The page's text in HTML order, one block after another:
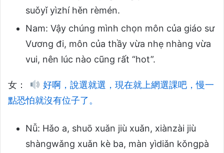
suǒyǐ yìzhí hěn rèmén.
Nam: Vậy chúng mình chọn môn của giáo sư
Vương đi, môn của thầy vừa nhẹ nhàng vừa
vui, nên lúc nào cũng rất “hot”.
女：
好啊，說選就選，現在就上網選課吧，慢一
點恐怕就沒有位子了。
Nǚ: Hǎo a, shuō xuǎn jiù xuǎn, xiànzài jiù
shàngwǎng xuǎn kè ba, màn yìdiǎn kǒngpà